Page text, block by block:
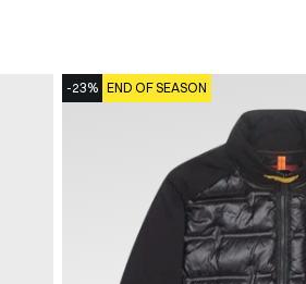
-23% END OF SEASON